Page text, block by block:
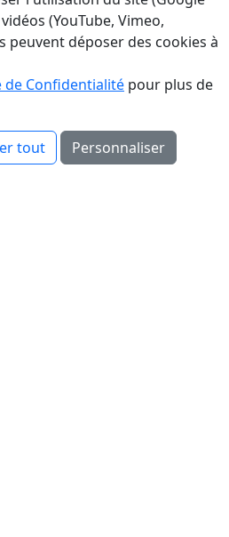
(YouTube, Vimeo,
peuvent déposer des cookies à
de Confidentialité pour plus de
tout Personnaliser